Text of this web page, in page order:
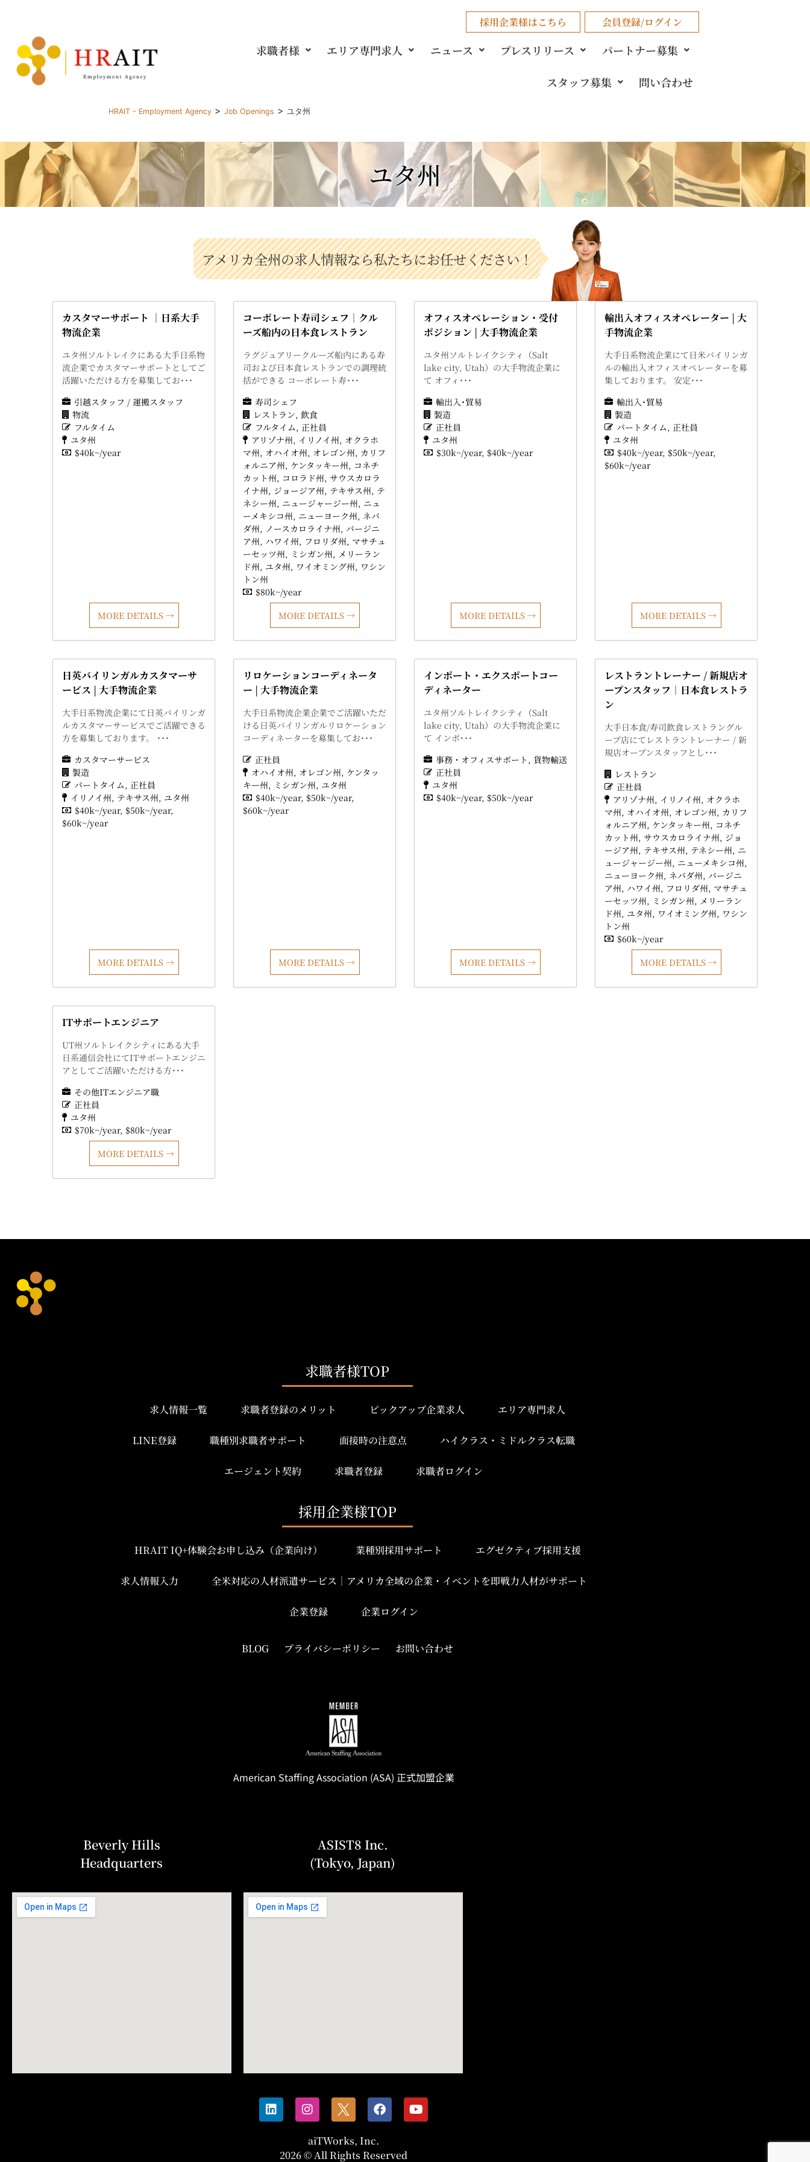
求職者様
採用企業様はこちら 会員登録/ログイン
エリア専門求人 ニュース プレスリリース パートナー募集
スタッフ募集 問い合わせ
HRAIT - Employment Agency > Job Openings > ユタ州
ユタ州
アメリカ全州の求人情報なら私たちにお任せください！
カスタマーサポート ｜日系大手
物流企業
ユタ州ソルトレイクにある大手日系物
流企業でカスタマーサポートとしてご
活躍いただける方を募集してお･･･
引越スタッフ / 運搬スタッフ
物流
フルタイム
ユタ州
$40k~/year
MORE DETAILS
コーポレート寿司シェフ｜クル
ーズ船内の日本食レストラン
ラグジュアリークルーズ船内にある寿
司および日本食レストランでの調理統
括ができる コーポレート寿･･･
寿司シェフ
レストラン 飲食
フルタイム 正社員
アリゾナ州 イリノイ州 オクラホ
マ州 オハイオ州 オレゴン州 カリフ
ォルニア州 ケンタッキー州 コネチ
カット州 コロラド州 サウスカロラ
イナ州 ジョージア州 テキサス州 テ
ネシー州 ニュージャージー州 ニュ
ーメキシコ州 ニューヨーク州 ネバ
ダ州 ノースカロライナ州 バージニ
ア州 ハワイ州 フロリダ州 マサチュ
ーセッツ州
ミシガン州 メリーラン
ド州 ユタ州 ワイオミング州 ワシン
トン州
$80k~/year
MORE DETAILS
オフィスオペレーション・受付
ポジション | 大手物流企業
ユタ州ソルトレイクシティ（Salt
lake city, Utah）の大手物流企業に
て オフィ･･･
輸出入･貿易
製造
正社員
ユタ州
$30k~/year $40k~/year
MORE DETAILS
輸出入オフィスオペレーター | 大
手物流企業
大手日系物流企業にて日米バイリンガ
ルの輸出入オフィスオペレーターを募
集しております。 安定･･･
輸出入･貿易
製造
パートタイム 正社員
ユタ州
$40k~/year $50k~/year
$60k~/year
MORE DETAILS
日英バイリンガルカスタマーサ
ービス | 大手物流企業
大手日系物流企業にて日英バイリンガ
ルカスタマーサービスでご活躍できる
方を募集しております。 ･･･
カスタマーサービス
製造
パートタイム 正社員
イリノイ州 テキサス州 ユタ州
$40k~/year $50k~/year
$60k~/year
MORE DETAILS
リロケーションコーディネータ
ー | 大手物流企業
大手日系物流企業企業でご活躍いただ
ける日英バイリンガルリロケーション
コーディネーターを募集してお･･･
正社員
オハイオ州 オレゴン州 ケンタッ
キー州
ミシガン州 ユタ州
$40k~/year $50k~/year
$60k~/year
MORE DETAILS
インポート・エクスポートコー
ディネーター
ユタ州ソルトレイクシティ（Salt
lake city, Utah）の大手物流企業に
て インポ･･･
事務・オフィスサポート
貨物輸送
正社員
ユタ州
$40k~/year $50k~/year
MORE DETAILS
レストラントレーナー / 新規店オ
ープンスタッフ｜日本食レストラ
ン
大手日本食/寿司飲食レストラングル
ープ店にてレストラントレーナー / 新
規店オープンスタッフとし･･･
レストラン
正社員
アリゾナ州 イリノイ州 オクラホ
マ州 オハイオ州 オレゴン州 カリフ
ォルニア州 ケンタッキー州 コネチ
カット州 サウスカロライナ州 ジョ
ージア州 テキサス州 テネシー州 ニ
ュージャージー州 ニューメキシコ州
ニューヨーク州 ネバダ州 バージニ
ア州 ハワイ州 フロリダ州 マサチュ
ーセッツ州
ミシガン州 メリーラン
ド州 ユタ州 ワイオミング州 ワシン
トン州
$60k~/year
MORE DETAILS
ITサポートエンジニア
UT州ソルトレイクシティにある大手
日系通信会社にてITサポートエンジニ
アとしてご活躍いただける方･･･
その他ITエンジニア職
正社員
ユタ州
$70k~/year $80k~/year
MORE DETAILS
求職者様TOP
求人情報一覧 求職者登録のメリット ピックアップ企業求人 エリア専門求人
LINE登録 職種別求職者サポート 面接時の注意点 ハイクラス・ミドルクラス転職
エージェント契約 求職者登録 求職者ログイン
採用企業様TOP
HRAIT IQ+体験会お申し込み（企業向け） 業種別採用サポート エグゼクティブ採用支援
求人情報入力 全米対応の人材派遣サービス｜アメリカ全域の企業・イベントを即戦力人材がサポート
企業登録 企業ログイン
BLOG プライバシーポリシー お問い合わせ
American StaffingAssociation (ASA) 正式加盟企業
Beverly Hills
Headquarters
ASIST8 Inc.
(Tokyo, Japan)
aiTWorks, Inc.
2026 © All Rights Reserved